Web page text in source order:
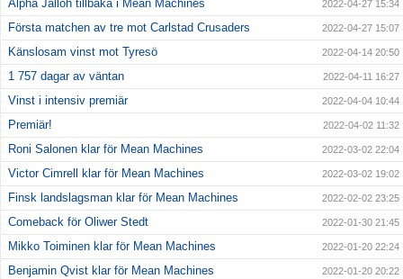
Alpha Jalloh tillbaka i Mean Machines 2022-04-27 15:34
Första matchen av tre mot Carlstad Crusaders 2022-04-27 15:07
Känslosam vinst mot Tyresö 2022-04-14 20:50
1 757 dagar av väntan 2022-04-11 16:27
Vinst i intensiv premiär 2022-04-04 10:44
Premiär! 2022-04-02 11:32
Roni Salonen klar för Mean Machines 2022-03-02 22:04
Victor Cimrell klar för Mean Machines 2022-03-02 19:02
Finsk landslagsman klar för Mean Machines 2022-02-02 23:25
Comeback för Oliwer Stedt 2022-01-30 21:45
Mikko Toiminen klar för Mean Machines 2022-01-20 22:24
Benjamin Qvist klar för Mean Machines 2022-01-20 20:22